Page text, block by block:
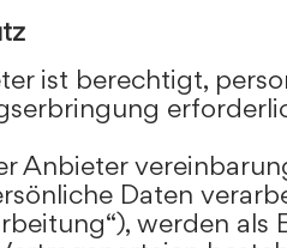
ist berechtigt,
Anbieter
Daten
werden als